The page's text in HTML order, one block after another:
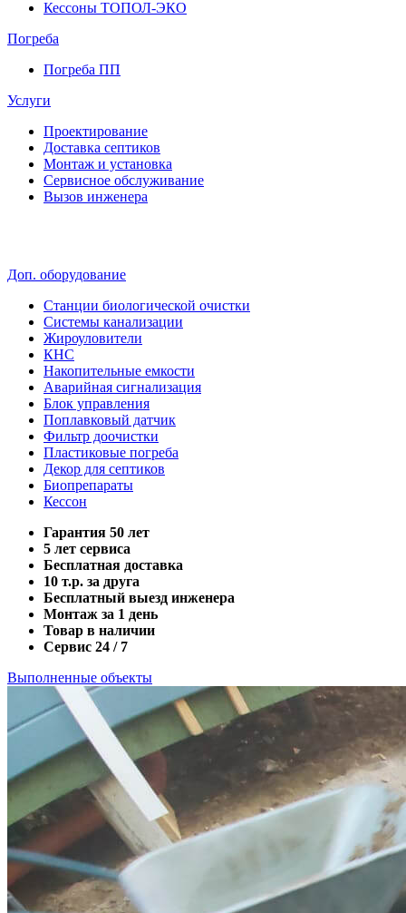
Кессоны ТОПОЛ-ЭКО
Погребa
Погреба ПП
Услуги
Проектирование
Доставка септиков
Монтаж и установка
Сервисное обслуживание
Вызов инженера
Доп. оборудование
Станции биологической очистки
Системы канализации
Жироуловители
КНС
Накопительные емкости
Аварийная сигнализация
Блок управления
Поплавковый датчик
Фильтр доочистки
Пластиковые погреба
Декор для септиков
Биопрепараты
Кессон
Гарантия 50 лет
5 лет сервиса
Бесплатная доставка
10 т.р. за друга
Бесплатный выезд инженера
Монтаж за 1 день
Товар в наличии
Сервис 24 / 7
Выполненные объекты